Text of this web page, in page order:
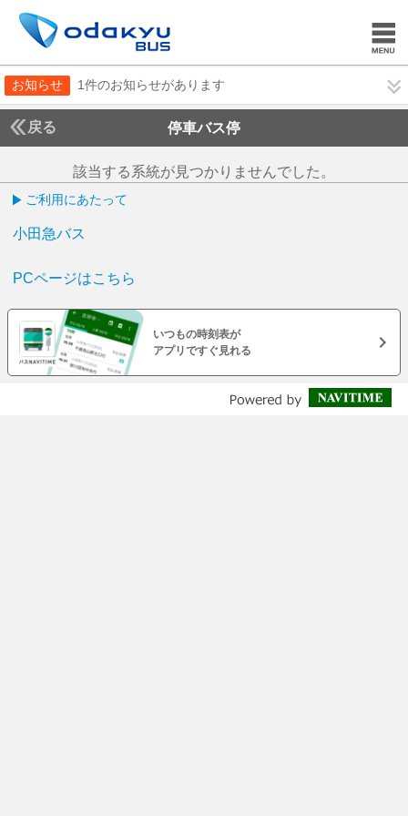
お知らせ 1件のお知らせがあります
戻る 停車バス停
該当する系統が見つかりませんでした。
ご利用にあたって
小田急バス
PCページはこちら
いつもの時刻表が
アプリですぐ見れる